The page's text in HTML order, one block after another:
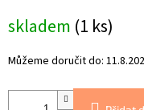
cena:
skladem (1 ks)
Můžeme doručit do: